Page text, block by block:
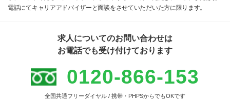
電話にてキャリアアドバイザーと面談をさせていただいた方に限ります。
求人についてのお問い合わせは
お電話でも受け付けております
0120-866-153
全国共通フリーダイヤル / 携帯・PHPSからでもOKです